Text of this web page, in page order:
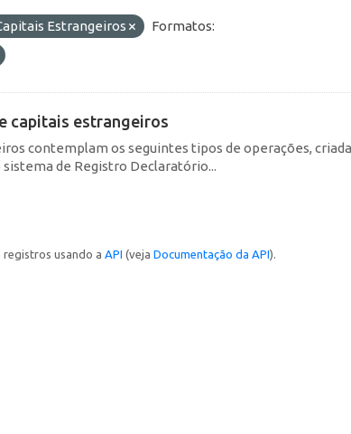
Estrangeiros
Formatos:
capitais estrangeiros
contemplam os seguintes tipos de operações,
de Registro Declaratório...
registros usando a API (veja Documentação da API).